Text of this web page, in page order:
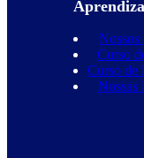
Nossos
Curso
Curso de
Nossas